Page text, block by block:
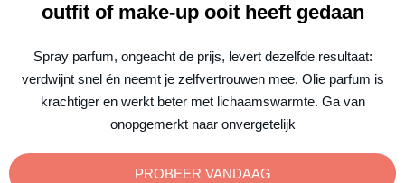
outfit of make-up ooit heeft gedaan
Spray parfum, ongeacht de prijs, levert dezelfde resultaat:
verdwijnt snel én neemt je zelfvertrouwen mee. Olie parfum is
krachtiger en werkt beter met lichaamswarmte. Ga van
onopgemerkt naar onvergetelijk
PROBEER VANDAAG